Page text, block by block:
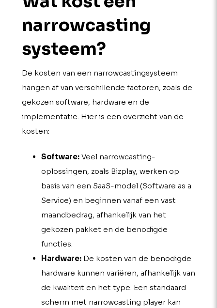
narrowcasting
systeem?
De kosten van een narrowcastingsysteem
hangen af van verschillende factoren, zoals de
gekozen software, hardware en de
implementatie. Hier is een overzicht van de
kosten:
Software:Veel narrowcasting-
oplossingen, zoals Bizplay, werken op
basis van een SaaS-model (Software as a
Service) en beginnen vanaf een vast
maandbedrag, afhankelijk van het
gekozen pakket en de benodigde
functies.
Hardware:De kosten van de benodigde
hardware kunnen variëren, afhankelijk van
de kwaliteit en het type. Een standaard
scherm met narrowcasting player kan